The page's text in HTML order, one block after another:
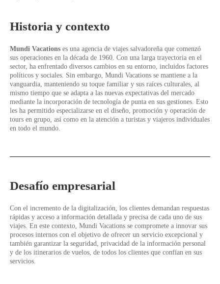
Historia y contexto
Mundi Vacations es una agencia de viajes salvadoreña que comenzó
sus operaciones en la década de 1960. Con una larga trayectoria en el
sector, ha enfrentado diversos cambios en su entorno, incluidos factores
políticos y sociales. Sin embargo, Mundi Vacations se mantiene a la
vanguardia, manteniendo su toque familiar y sus raíces culturales, al
mismo tiempo que se adapta a las nuevas expectativas del mercado
mediante la incorporación de tecnología de punta en sus gestiones. Esto
les ha permitido especializarse en el diseño, promoción y operación de
tours en grupo, así como en la atención a turistas y viajeros individuales
en todo el mundo.
Desafío empresarial
Con el incremento de la digitalización, los clientes demandan respuestas
rápidas y acceso a información detallada y precisa de cada uno de sus
viajes. En este contexto, Mundi Vacations se compromete a innovar sus
procesos internos con el objetivo de ofrecer un servicio excepcional y
también garantizar la seguridad, privacidad de la información personal
y de los itinerarios de vuelos, de todos los clientes que confían en sus
servicios.